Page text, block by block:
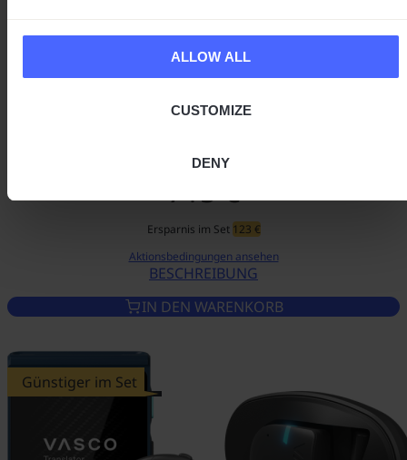
ALLOW ALL
CUSTOMIZE
DENY
Foto-, Text- und Gruppen-Chat Übersetzer
BESCHREIBUNGVASCO TRANSLATOR V4
715 €
Ersparnis im Set 123 €
Aktionsbedingungen ansehen
IN DEN WARENKORB
Günstiger im Set